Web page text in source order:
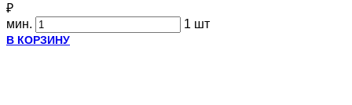
₽
мин.
1 шт
В КОРЗИНУ